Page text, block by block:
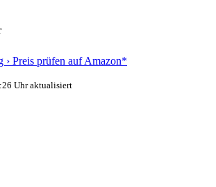
› Preis prüfen auf Amazon*
Uhr aktualisiert